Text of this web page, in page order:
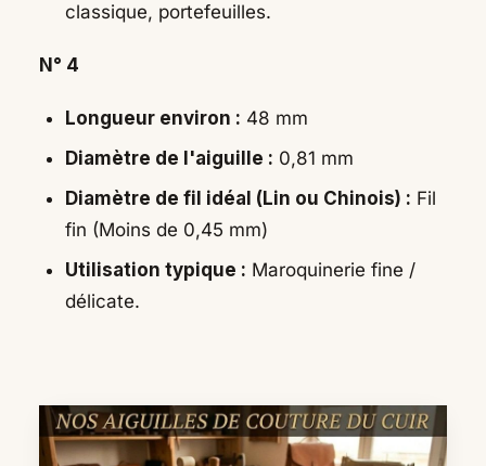
classique, portefeuilles.
N° 4
Longueur environ : 48 mm
Diamètre de l'aiguille : 0,81 mm
Diamètre de fil idéal (Lin ou Chinois) : Fil
fin (Moins de 0,45 mm)
Utilisation typique : Maroquinerie fine /
délicate.